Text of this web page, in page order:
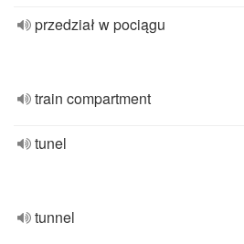
przedział w pociągu
train compartment
tunel
tunnel